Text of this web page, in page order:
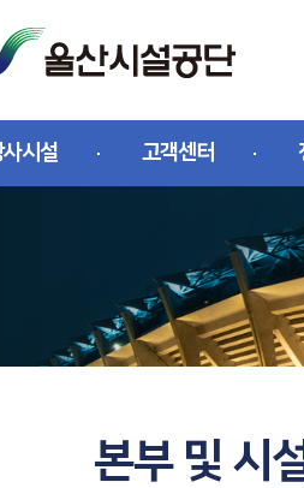
사시설 고객센터
본부 및 시